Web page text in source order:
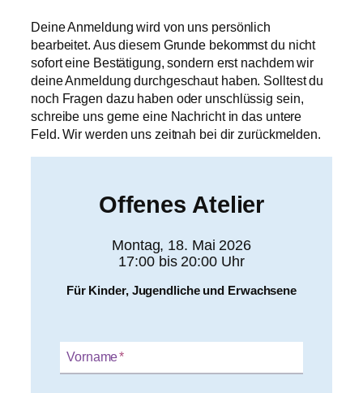
Deine Anmeldung wird von uns persönlich
bearbeitet. Aus diesem Grunde bekommst du nicht
sofort eine Bestätigung, sondern erst nachdem wir
deine Anmeldung durchgeschaut haben. Solltest du
noch Fragen dazu haben oder unschlüssig sein,
schreibe uns gerne eine Nachricht in das untere
Feld. Wir werden uns zeitnah bei dir zurückmelden.
Offenes Atelier
Montag, 18. Mai 2026
17:00 bis 20:00 Uhr
Für Kinder, Jugendliche und Erwachsene
Vorname*